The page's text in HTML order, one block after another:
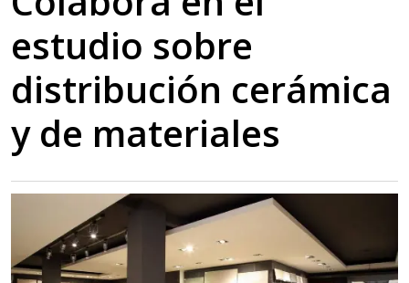
estudio sobre
distribución cerámica
y de materiales